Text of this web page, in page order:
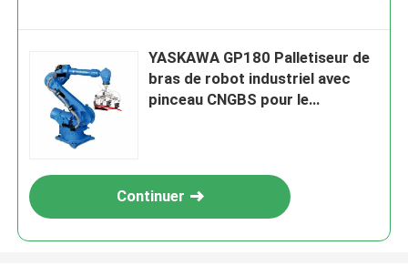
YASKAWA GP180 Palletiseur de
bras de robot industriel avec
pinceau CNGBS pour le
Continuer